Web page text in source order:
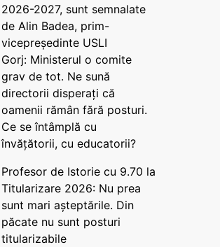
2026-2027, sunt semnalate
de Alin Badea, prim-
vicepreședinte USLI
Gorj: Ministerul o comite
grav de tot. Ne sună
directorii disperați că
oamenii rămân fără posturi.
Ce se întâmplă cu
învățătorii, cu educatorii?
Profesor de Istorie cu 9.70 la
Titularizare 2026: Nu prea
sunt mari așteptările. Din
păcate nu sunt posturi
titularizabile